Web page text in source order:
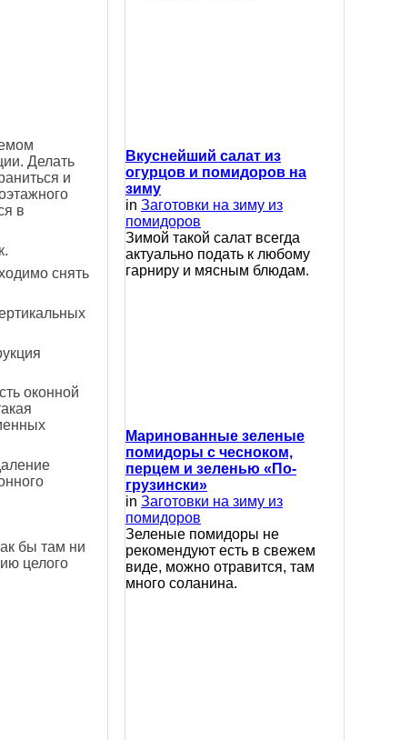
Делать
и
в
снять
оконной
бы там ни
целого
Вкуснейший салат из
огурцов и помидоров на
зиму
in Заготовки на зиму из
помидоров
Зимой такой салат всегда
актуально подать к любому
гарниру и мясным блюдам.
Маринованные зеленые
помидоры с чесноком,
перцем и зеленью «По-
грузински»
in Заготовки на зиму из
помидоров
Зеленые помидоры не
рекомендуют есть в свежем
виде, можно отравится, там
много соланина.